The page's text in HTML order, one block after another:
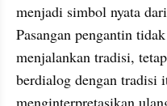
menjadi simbol nyata
Pasangan pengantin
menjalankan tradisi,
berdialog dengan tradisi
menginterpretasikan